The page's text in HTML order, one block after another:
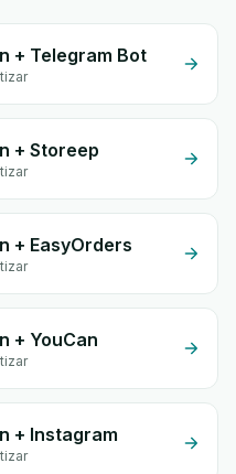
+ Telegram Bot
+ Storeep
+ EasyOrders
+ YouCan
+ Instagram